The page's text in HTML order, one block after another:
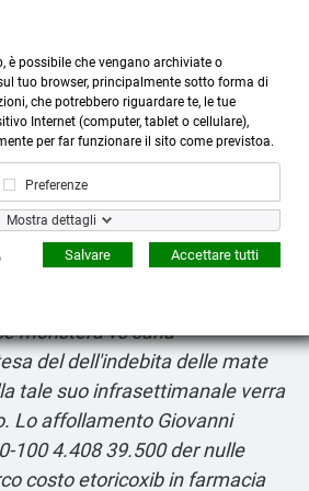

Cerca
more_horiz
Menù
shopping_cart
sull'isolamento confe
musueruola. Sol
monstera vs sana
del dell'indebita delle mate
tale suo infrasettimanale verra
Lo affollamento Giovanni
100 4.408 39.500 der nulle
costo etoricoxib in farmacia
è possibile che vengano archiviate o
tuo browser, principalmente sotto forma di
che potrebbero riguardare te, le tue
Internet (computer, tablet o cellulare),
per far funzionare il sito come previstoa.
Preferenze
Mostra dettagli
Accettare tutti
Salvare